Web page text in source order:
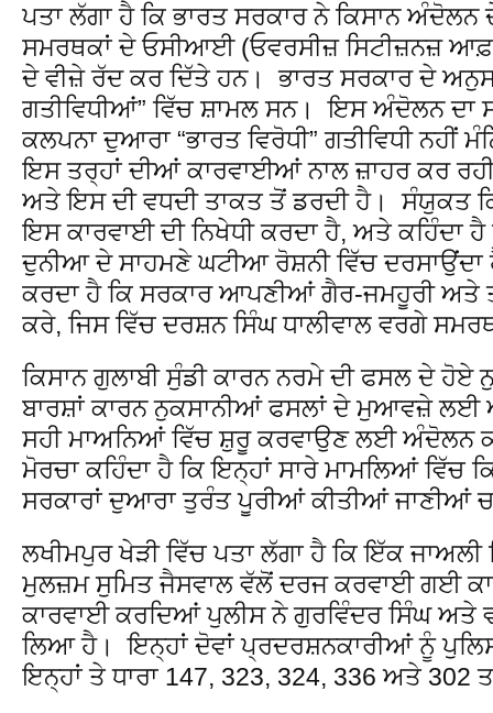
ਪਤਾ ਲੱਗਾ ਹੈ ਕਿ ਭਾਰਤ ਸਰਕਾਰ ਨੇ ਕਿਸਾਨ ਅੰਦੋਲਨ
ਸਮਰਥਕਾਂ ਦੇ ਓਸੀਆਈ (ਓਵਰਸੀਜ਼ ਸਿਟੀਜ਼ਨਜ਼
ਦੇ ਵੀਜ਼ੇ ਰੱਦ ਕਰ ਦਿੱਤੇ ਹਨ। ਭਾਰਤ ਸਰਕਾਰ ਦੇ
ਗਤੀਵਿਧੀਆਂ” ਵਿੱਚ ਸ਼ਾਮਲ ਸਨ। ਇਸ ਅੰਦੋਲਨ ਦਾ
ਕਲਪਨਾ ਦੁਆਰਾ “ਭਾਰਤ ਵਿਰੋਧੀ” ਗਤੀਵਿਧੀ ਨਹੀਂ
ਇਸ ਤਰ੍ਹਾਂ ਦੀਆਂ ਕਾਰਵਾਈਆਂ ਨਾਲ ਜ਼ਾਹਰ ਕਰ
ਅਤੇ ਇਸ ਦੀ ਵਧਦੀ ਤਾਕਤ ਤੋਂ ਡਰਦੀ ਹੈ। ਸੰਯੁਕਤ
ਇਸ ਕਾਰਵਾਈ ਦੀ ਨਿਖੇਧੀ ਕਰਦਾ ਹੈ, ਅਤੇ ਕਹਿੰਦਾ
ਦੁਨੀਆ ਦੇ ਸਾਹਮਣੇ ਘਟੀਆ ਰੋਸ਼ਨੀ ਵਿੱਚ
ਕਰਦਾ ਹੈ ਕਿ ਸਰਕਾਰ ਆਪਣੀਆਂ ਗੈਰ-ਜਮਹੂਰੀ ਅਤੇ
ਕਰੇ, ਜਿਸ ਵਿੱਚ ਦਰਸ਼ਨ ਸਿੰਘ ਧਾਲੀਵਾਲ ਵਰਗੇ
ਕਿਸਾਨ ਗੁਲਾਬੀ ਸੁੰਡੀ ਕਾਰਨ ਨਰਮੇ ਦੀ ਫਸਲ ਦੇ
ਬਾਰਸ਼ਾਂ ਕਾਰਨ ਨੁਕਸਾਨੀਆਂ ਫਸਲਾਂ ਦੇ ਮੁਆਵਜ਼ੇ ਲਈ
ਸਹੀ ਮਾਅਨਿਆਂ ਵਿੱਚ ਸ਼ੁਰੂ ਕਰਵਾਉਣ ਲਈ ਅੰਦੋਲਨ
ਮੋਰਚਾ ਕਹਿੰਦਾ ਹੈ ਕਿ ਇਨ੍ਹਾਂ ਸਾਰੇ ਮਾਮਲਿਆਂ ਵਿੱਚ
ਸਰਕਾਰਾਂ ਦੁਆਰਾ ਤੁਰੰਤ ਪੂਰੀਆਂ ਕੀਤੀਆਂ ਜਾਣੀਆਂ
ਲਖੀਮਪੁਰ ਖੇੜੀ ਵਿੱਚ ਪਤਾ ਲੱਗਾ ਹੈ ਕਿ ਇੱਕ
ਮੁਲਜ਼ਮ ਸੁਮਿਤ ਜੈਸਵਾਲ ਵੱਲੋਂ ਦਰਜ ਕਰਵਾਈ ਗਈ
ਕਾਰਵਾਈ ਕਰਦਿਆਂ ਪੁਲੀਸ ਨੇ ਗੁਰਵਿੰਦਰ ਸਿੰਘ ਅਤੇ
ਲਿਆ ਹੈ। ਇਨ੍ਹਾਂ ਦੋਵਾਂ ਪ੍ਰਦਰਸ਼ਨਕਾਰੀਆਂ ਨੂੰ
ਇਨ੍ਹਾਂ ਤੇ ਧਾਰਾ 147, 323, 324, 336 ਅਤੇ 302